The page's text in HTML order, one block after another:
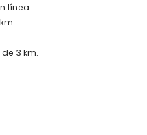
de Alicante-Elche (a
villa)
Aeropuerto de Valencia
la villa)
en el precio del alquiler
línea
3 km.